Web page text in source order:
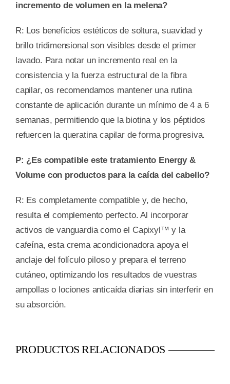
incremento de volumen en la melena?
R: Los beneficios estéticos de soltura, suavidad y
brillo tridimensional son visibles desde el primer
lavado. Para notar un incremento real en la
consistencia y la fuerza estructural de la fibra
capilar, os recomendamos mantener una rutina
constante de aplicación durante un mínimo de 4 a 6
semanas, permitiendo que la biotina y los péptidos
refuercen la queratina capilar de forma progresiva.
P: ¿Es compatible este tratamiento Energy &
Volume con productos para la caída del cabello?
R: Es completamente compatible y, de hecho,
resulta el complemento perfecto. Al incorporar
activos de vanguardia como el Capixyl™ y la
cafeína, esta crema acondicionadora apoya el
anclaje del folículo piloso y prepara el terreno
cutáneo, optimizando los resultados de vuestras
ampollas o lociones anticaída diarias sin interferir en
su absorción.
PRODUCTOS RELACIONADOS